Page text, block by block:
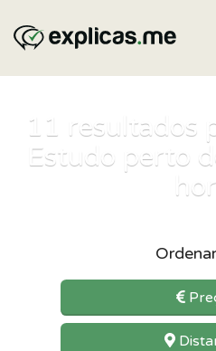
11 resultados
Estudo perto